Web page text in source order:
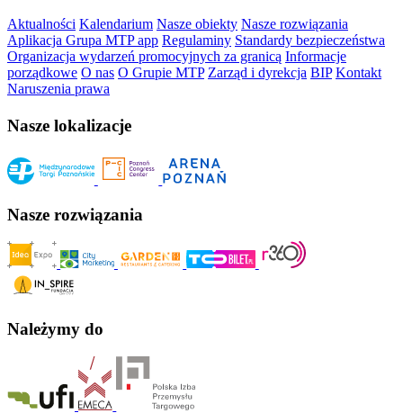
Aktualności Kalendarium Nasze obiekty Nasze rozwiązania
Aplikacja Grupa MTP app Regulaminy Standardy bezpieczeństwa
Organizacja wydarzeń promocyjnych za granicą Informacje
porządkowe O nas O Grupie MTP Zarząd i dyrekcja BIP Kontakt
Naruszenia prawa
Nasze lokalizacje
Nasze rozwiązania
Należymy do